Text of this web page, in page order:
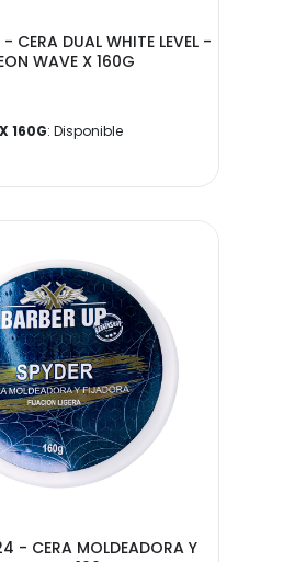
CERA DUAL WHITE LEVEL -
WAVE X 160G
X 160G: Disponible
- CERA MOLDEADORA Y